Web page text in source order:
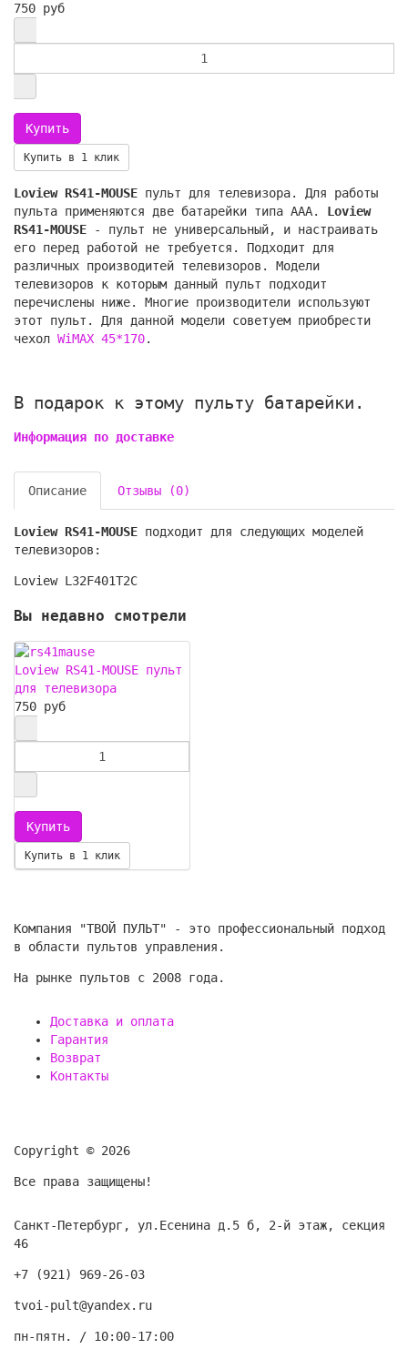
750 руб
Купить в 1 клик
Loview RS41-MOUSE пульт для телевизора. Для работы
пульта применяются две батарейки типа AAA. Loview
RS41-MOUSE - пульт не универсальный, и настраивать
его перед работой не требуется. Подходит для
различных производитей телевизоров. Модели
телевизоров к которым данный пульт подходит
перечислены ниже. Многие производители используют
этот пульт. Для данной модели советуем приобрести
чехол WiMAX 45*170.
В подарок к этому пульту батарейки.
Информация по доставке
Описание Отзывы (0)
Loview RS41-MOUSE подходит для следующих моделей
телевизоров:
Loview L32F401T2C
Вы недавно смотрели
Loview RS41-MOUSE пульт
для телевизора
750 руб
Купить в 1 клик
Компания "ТВОЙ ПУЛЬТ" - это профессиональный подход
в области пультов управления.
На рынке пультов с 2008 года.
Доставка и оплата
Гарантия
Возврат
Контакты
Copyright © 2026
Все права защищены!
Санкт-Петербург, ул.Есенина д.5 б, 2-й этаж, секция
46
+7 (921) 969-26-03
tvoi-pult@yandex.ru
пн-пятн. / 10:00-17:00